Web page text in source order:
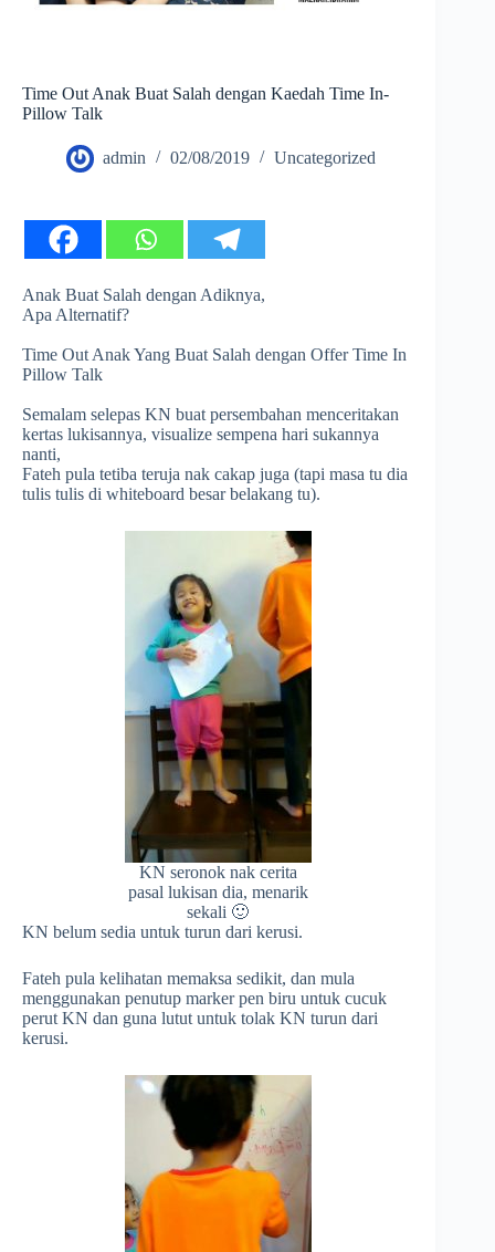
Time Out Anak Buat Salah dengan Kaedah Time In-
Pillow Talk
admin 02/08/2019 Uncategorized
Anak Buat Salah dengan Adiknya,
Apa Alternatif?
Time Out Anak Yang Buat Salah dengan Offer Time In
Pillow Talk
Semalam selepas KN buat persembahan menceritakan
kertas lukisannya, visualize sempena hari sukannya
nanti,
Fateh pula tetiba teruja nak cakap juga (tapi masa tu dia
tulis tulis di whiteboard besar belakang tu).
KN seronok nak cerita
pasal lukisan dia, menarik
sekali 🙂
KN belum sedia untuk turun dari kerusi.
Fateh pula kelihatan memaksa sedikit, dan mula
menggunakan penutup marker pen biru untuk cucuk
perut KN dan guna lutut untuk tolak KN turun dari
kerusi.